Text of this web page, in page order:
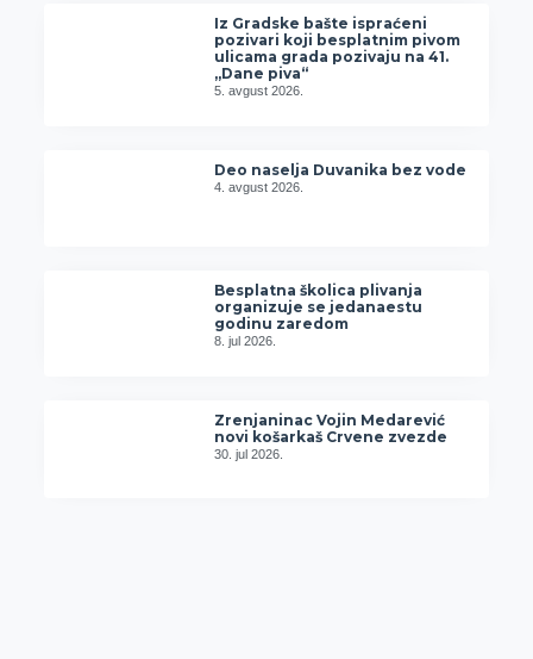
Iz Gradske bašte ispraćeni
pozivari koji besplatnim pivom
ulicama grada pozivaju na 41.
„Dane piva“
5. avgust 2026.
Deo naselja Duvanika bez vode
4. avgust 2026.
Besplatna školica plivanja
organizuje se jedanaestu
godinu zaredom
8. jul 2026.
Zrenjaninac Vojin Medarević
novi košarkaš Crvene zvezde
30. jul 2026.